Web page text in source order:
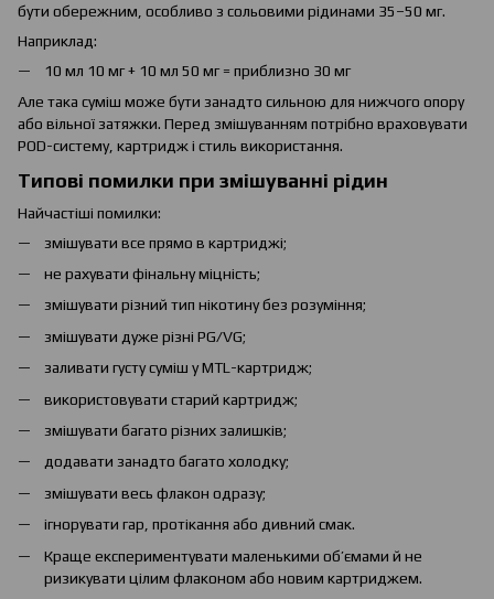
бути обережним, особливо з сольовими рідинами 35–50 мг.
Наприклад:
10 мл 10 мг + 10 мл 50 мг = приблизно 30 мг
Але така суміш може бути занадто сильною для нижчого опору
або вільної затяжки. Перед змішуванням потрібно враховувати
POD-систему, картридж і стиль використання.
Типові помилки при змішуванні рідин
Найчастіші помилки:
змішувати все прямо в картриджі;
не рахувати фінальну міцність;
змішувати різний тип нікотину без розуміння;
змішувати дуже різні PG/VG;
заливати густу суміш у MTL-картридж;
використовувати старий картридж;
змішувати багато різних залишків;
додавати занадто багато холодку;
змішувати весь флакон одразу;
ігнорувати гар, протікання або дивний смак.
Краще експериментувати маленькими об’ємами й не
ризикувати цілим флаконом або новим картриджем.